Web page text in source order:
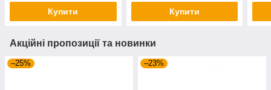
Купити Купити
Акційні пропозиції та новинки
–25% –23%